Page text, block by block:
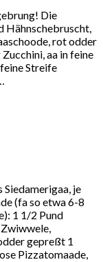
Die
Hähnschebruscht,
rot odder
aa in feine
Streife
je
(fa so etwa 6-8
1 1/2 Pund
gepreßt 1
Pizzatomaade,